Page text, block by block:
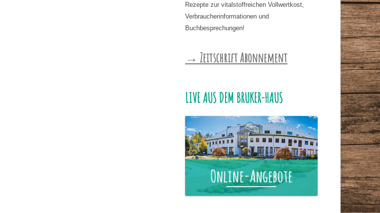
Rezepte zur vitalstoffreichen Vollwertkost,
Verbraucherinformationen und
Buchbesprechungen!
→ Zeitschrift Abonnement
LIVE AUS DEM BRUKER-HAUS